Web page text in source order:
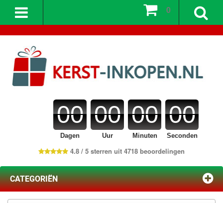
00
Dagen
00
Uur
00
Minuten
00
Seconden
4.8 / 5 sterren uit 4718 beoordelingen
0
CATEGORIËN